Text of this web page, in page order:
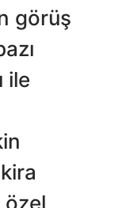
görüş
ile
özel